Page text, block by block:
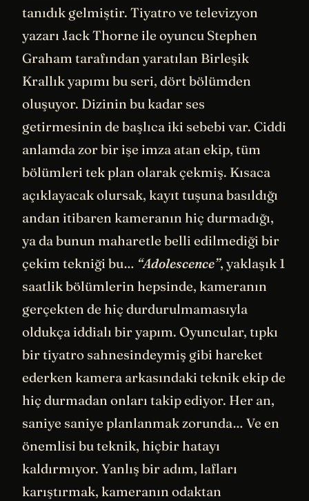
tanıdık gelmiştir. Tiyatro ve televizyon
yazarı Jack Thorne ile oyuncu Stephen
Graham tarafından yaratılan Birleşik
Krallık yapımı bu seri, dört bölümden
oluşuyor. Dizinin bu kadar ses
getirmesinin de başlıca iki sebebi var. Ciddi
anlamda zor bir işe imza atan ekip, tüm
bölümleri tek plan olarak çekmiş. Kısaca
açıklayacak olursak, kayıt tuşuna basıldığı
andan itibaren kameranın hiç durmadığı,
ya da bunun maharetle belli edilmediği bir
çekim tekniği bu… “Adolescence”, yaklaşık 1
saatlik bölümlerin hepsinde, kameranın
gerçekten de hiç durdurulmamasıyla
oldukça iddialı bir yapım. Oyuncular, tıpkı
bir tiyatro sahnesindeymiş gibi hareket
ederken kamera arkasındaki teknik ekip de
hiç durmadan onları takip ediyor. Her an,
saniye saniye planlanmak zorunda… Ve en
önemlisi bu teknik, hiçbir hatayı
kaldırmıyor. Yanlış bir adım, lafları
karıştırmak, kameranın odaktan